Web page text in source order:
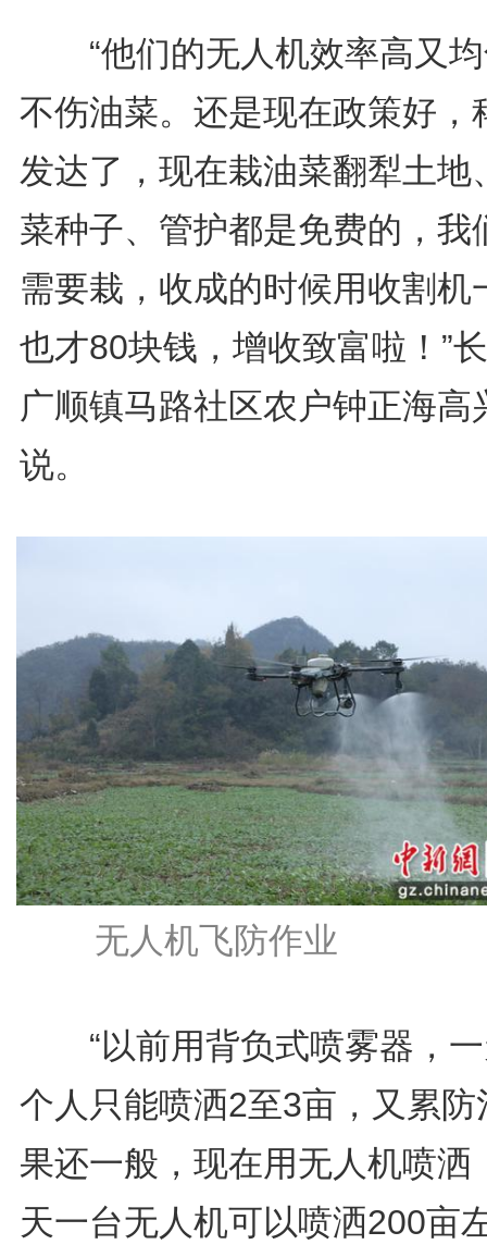
“他们的无人机效率高又均
不伤油菜。还是现在政策好，
发达了，现在栽油菜翻犁土地
菜种子、管护都是免费的，我
需要栽，收成的时候用收割机
也才80块钱，增收致富啦！”
广顺镇马路社区农户钟正海高
说。
无人机飞防作业
“以前用背负式喷雾器，一
个人只能喷洒2至3亩，又累防
果还一般，现在用无人机喷洒
天一台无人机可以喷洒200亩